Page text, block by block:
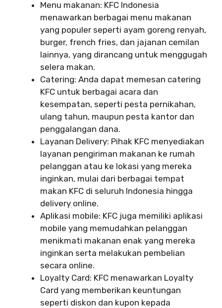
Menu makanan: KFC Indonesia
menawarkan berbagai menu makanan
yang populer seperti ayam goreng renyah,
burger, french fries, dan jajanan cemilan
lainnya, yang dirancang untuk menggugah
selera makan.
Catering: Anda dapat memesan catering
KFC untuk berbagai acara dan
kesempatan, seperti pesta pernikahan,
ulang tahun, maupun pesta kantor dan
penggalangan dana.
Layanan Delivery: Pihak KFC menyediakan
layanan pengiriman makanan ke rumah
pelanggan atau ke lokasi yang mereka
inginkan, mulai dari berbagai tempat
makan KFC di seluruh Indonesia hingga
delivery online.
Aplikasi mobile: KFC juga memiliki aplikasi
mobile yang memudahkan pelanggan
menikmati makanan enak yang mereka
inginkan serta melakukan pembelian
secara online.
Loyalty Card: KFC menawarkan Loyalty
Card yang memberikan keuntungan
seperti diskon dan kupon kepada